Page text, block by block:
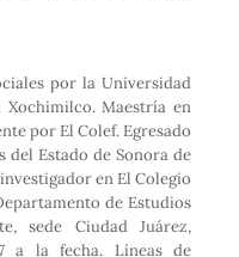
por la Universidad
Maestría en
por El Colef. Egresado
del Estado de Sonora de
en El Colegio
de Estudios
sede Ciudad Juárez,
a la fecha. Líneas de